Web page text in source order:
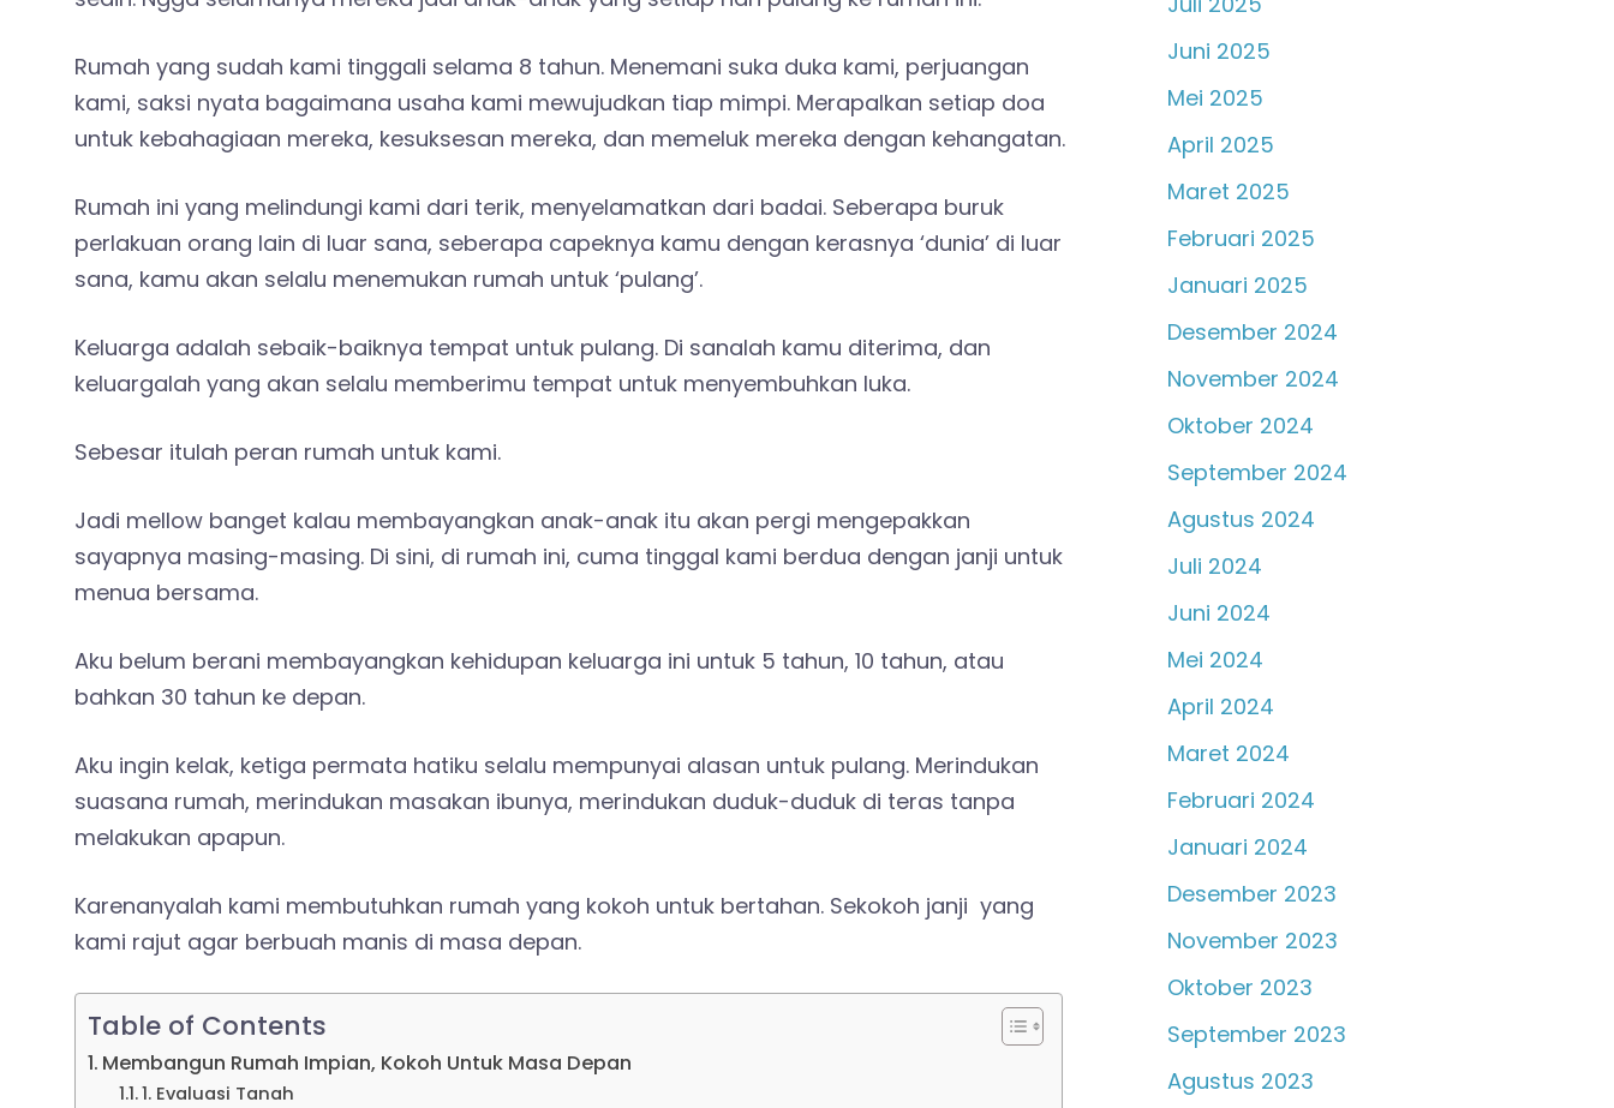
Rumah yang sudah kami tinggali selama 8 tahun. Menemani suka duka kami, perjuangan
kami, saksi nyata bagaimana usaha kami mewujudkan tiap mimpi. Merapalkan setiap doa
untuk kebahagiaan mereka, kesuksesan mereka, dan memeluk mereka dengan kehangatan.
Rumah ini yang melindungi kami dari terik, menyelamatkan dari badai. Seberapa buruk
perlakuan orang lain di luar sana, seberapa capeknya kamu dengan kerasnya ‘dunia’ di luar
sana, kamu akan selalu menemukan rumah untuk ‘pulang’.
Keluarga adalah sebaik-baiknya tempat untuk pulang. Di sanalah kamu diterima, dan
keluargalah yang akan selalu memberimu tempat untuk menyembuhkan luka.
Sebesar itulah peran rumah untuk kami.
Jadi mellow banget kalau membayangkan anak-anak itu akan pergi mengepakkan
sayapnya masing-masing. Di sini, di rumah ini, cuma tinggal kami berdua dengan janji untuk
menua bersama.
Aku belum berani membayangkan kehidupan keluarga ini untuk 5 tahun, 10 tahun, atau
bahkan 30 tahun ke depan.
Aku ingin kelak, ketiga permata hatiku selalu mempunyai alasan untuk pulang. Merindukan
suasana rumah, merindukan masakan ibunya, merindukan duduk-duduk di teras tanpa
melakukan apapun.
Karenanyalah kami membutuhkan rumah yang kokoh untuk bertahan. Sekokoh janji yang
kami rajut agar berbuah manis di masa depan.
Table of Contents
Membangun Rumah Impian, Kokoh Untuk Masa Depan
1. Evaluasi Tanah
Juni 2025
Mei 2025
April 2025
Maret 2025
Februari 2025
Januari 2025
Desember 2024
November 2024
Oktober 2024
September 2024
Agustus 2024
Juli 2024
Juni 2024
Mei 2024
April 2024
Maret 2024
Februari 2024
Januari 2024
Desember 2023
November 2023
Oktober 2023
September 2023
Agustus 2023